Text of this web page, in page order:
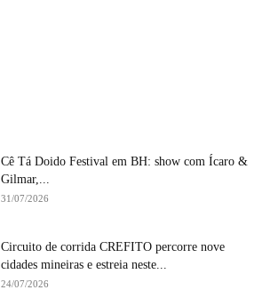
Cê Tá Doido Festival em BH: show com Ícaro &
Gilmar,...
31/07/2026
Circuito de corrida CREFITO percorre nove
cidades mineiras e estreia neste...
24/07/2026